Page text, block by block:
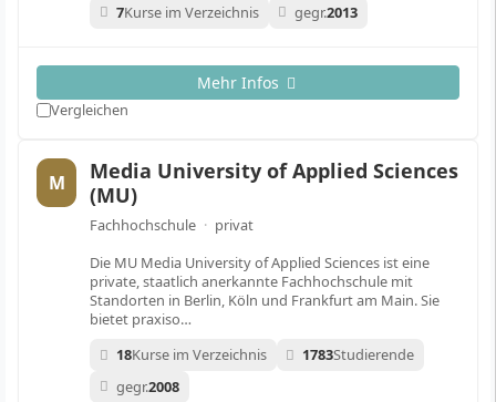
7Kurse im Verzeichnis gegr.2013
Mehr Infos
Vergleichen
M
Media University of Applied Sciences
(MU)
Fachhochschule · privat
Die MU Media University of Applied Sciences ist eine
private, staatlich anerkannte Fachhochschule mit
Standorten in Berlin, Köln und Frankfurt am Main. Sie
bietet praxiso…
18Kurse im Verzeichnis 1783Studierende
gegr.2008